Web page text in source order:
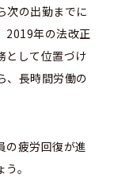
次の出勤までに
2019年の法改正
として位置づけ
、長時間労働の
の疲労回復が進
。